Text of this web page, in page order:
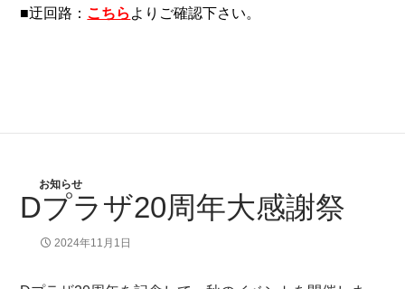
■迂回路： こちら よりご確認下さい。
お知らせ
Dプラザ20周年大感謝祭
2024年11月1日